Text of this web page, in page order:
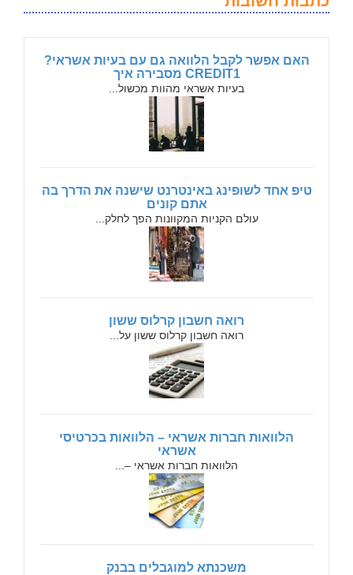
האם אפשר לקבל הלוואה גם עם בעיות אשראי?
CREDIT1 מסבירה איך
בעיות אשראי מהוות מכשול...
טיפ אחד לשופינג באינטרנט שישנה את הדרך בה
אתם קונים
עולם הקניות המקוונות הפך לחלק...
רואה חשבון קרלוס ששון
רואה חשבון קרלוס ששון על...
הלוואות חברות אשראי – הלוואות בכרטיסי
אשראי
הלוואות חברות אשראי –...
משכנתא למוגבלים בבנק